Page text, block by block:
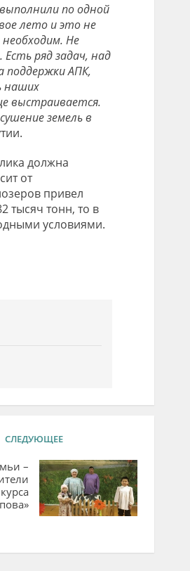
по одной
лето и это не
Не
ряд задач, над
поддержки АПК,
наших
выстраивается.
земель в
должна
от
привел
тысяч тонн, то в
условиями.
СЛЕДУЮЩЕЕ
–